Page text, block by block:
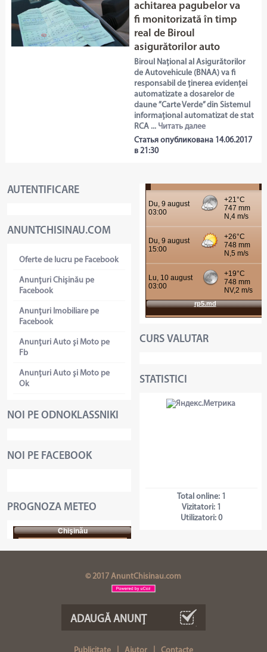
achitarea pagubelor va
fi monitorizată în timp
real de Biroul
asigurătorilor auto
Biroul Național al Asigurătorilor
de Autovehicule (BNAA) va fi
responsabil de ținerea evidenței
automatizate a dosarelor de
daune ”Carte Verde” din Sistemul
informațional automatizat de stat
RCA ... Читать далее
Статья опубликована 14.06.2017
в 21:30
AUTENTIFICARE
ANUNTCHISINAU.COM
Oferte de lucru pe Facebook
Anunţuri Chişinău pe
Facebook
Anunţuri Imobiliare pe
Facebook
Anunţuri Auto şi Moto pe
Fb
Anunţuri Auto şi Moto pe
Ok
NOI PE ODNOKLASSNIKI
NOI PE FACEBOOK
PROGNOZA METEO
Chişinău
CURS VALUTAR
STATISTICI
Total online: 1
Vizitatori: 1
Utilizatori:0
© 2017 AnuntChisinau.com
ADAUGĂ ANUNŢ
Publicitate Ajutor Contacte